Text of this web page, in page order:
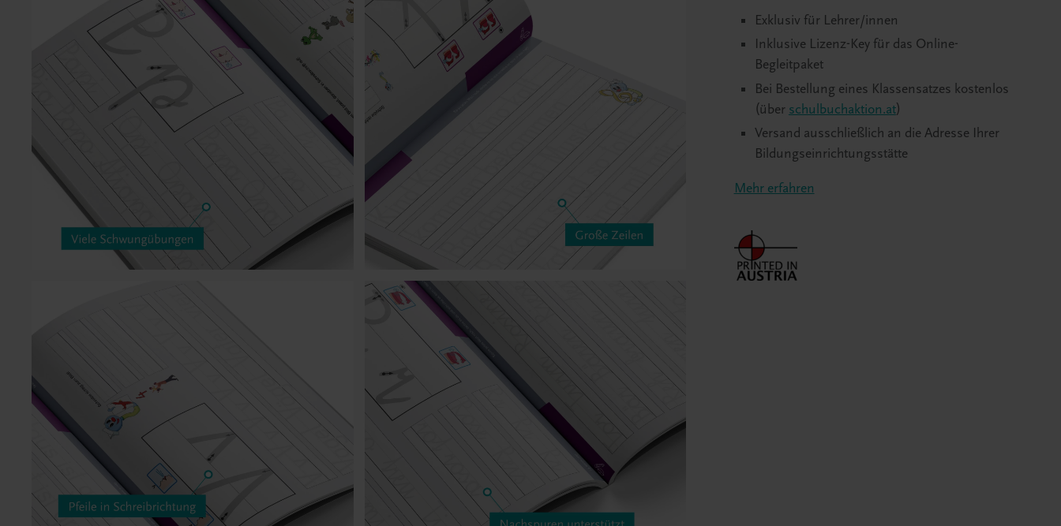
Exklusiv für Lehrer/innen
Inklusive Lizenz-Key für das Online-
Begleitpaket
Bei Bestellung eines Klassensatzes kostenlos
(über schulbuchaktion.at)
Versand ausschließlich an die Adresse Ihrer
Bildungseinrichtungsstätte
Mehr erfahren